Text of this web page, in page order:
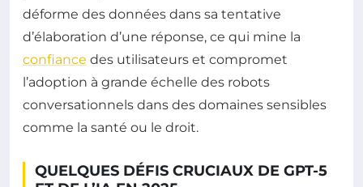
déforme des données dans sa tentative
d’élaboration d’une réponse, ce qui mine la
confiance des utilisateurs et compromet
l’adoption à grande échelle des robots
conversationnels dans des domaines sensibles
comme la santé ou le droit.
QUELQUES DÉFIS CRUCIAUX DE GPT-5